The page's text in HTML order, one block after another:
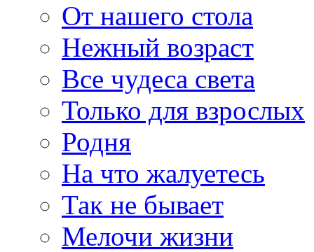
От нашего стола
Нежный возраст
Все чудеса света
Только для взрослых
Родня
На что жалуетесь
Так не бывает
Мелочи жизни